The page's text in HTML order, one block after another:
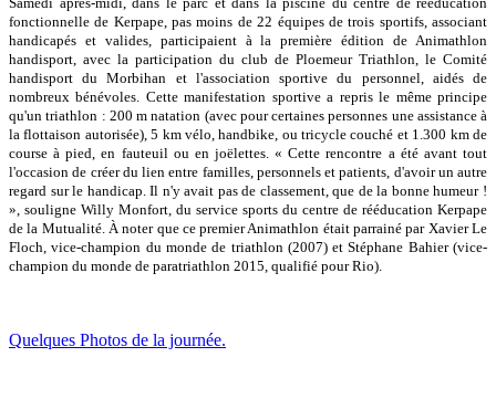
fonctionnelle de Kerpape, pas moins de 22 équipes de trois sportifs, associant
handicapés et valides, participaient à la première édition de Animathlon
handisport, avec la participation du club de Ploemeur Triathlon, le Comité
handisport du Morbihan et l'association sportive du personnel, aidés de
nombreux bénévoles. Cette manifestation sportive a repris le même principe
qu'un triathlon : 200 m natation (avec pour certaines personnes une assistance à
la flottaison autorisée), 5 km vélo, handbike, ou tricycle couché et 1.300 km de
course à pied, en fauteuil ou en joëlettes. « Cette rencontre a été avant tout
l'occasion de créer du lien entre familles, personnels et patients, d'avoir un autre
regard sur le handicap. Il n'y avait pas de classement, que de la bonne humeur !
», souligne Willy Monfort, du service sports du centre de rééducation Kerpape
de la Mutualité. À noter que ce premier Animathlon était parrainé par Xavier Le
Floch, vice-champion du monde de triathlon (2007) et Stéphane Bahier (vice-
champion du monde de paratriathlon 2015, qualifié pour Rio).
Quelques Photos de la journée.